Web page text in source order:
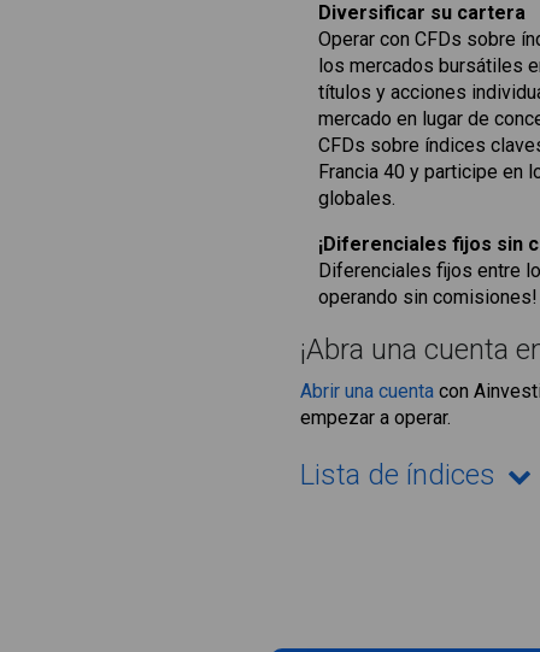
Diversificar su cartera
Operar con CFDs sobre
los mercados bursátiles
títulos y acciones
mercado en lugar de
CFDs sobre índices
Francia 40 y participe en
globales.
¡Diferenciales fijos sin
Diferenciales fijos entre
operando sin
¡Abra una cuenta
Abrir una cuenta con
empezar a operar.
Lista de índices